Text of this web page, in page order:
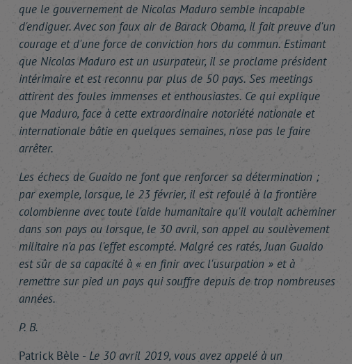
que le gouvernement de Nicolas Maduro semble incapable
d'endiguer. Avec son faux air de Barack Obama, il fait preuve d'un
courage et d'une force de conviction hors du commun. Estimant
que Nicolas Maduro est un usurpateur, il se proclame président
intérimaire et est reconnu par plus de 50 pays. Ses meetings
attirent des foules immenses et enthousiastes. Ce qui explique
que Maduro, face à cette extraordinaire notoriété nationale et
internationale bâtie en quelques semaines, n'ose pas le faire
arrêter.
Les échecs de Guaido ne font que renforcer sa détermination ;
par exemple, lorsque, le 23 février, il est refoulé à la frontière
colombienne avec toute l'aide humanitaire qu'il voulait acheminer
dans son pays ou lorsque, le 30 avril, son appel au soulèvement
militaire n'a pas l'effet escompté. Malgré ces ratés, Juan Guaido
est sûr de sa capacité à « en finir avec l'usurpation » et à
remettre sur pied un pays qui souffre depuis de trop nombreuses
années.
P. B.
Patrick Bèle - Le 30 avril 2019, vous avez appelé à un